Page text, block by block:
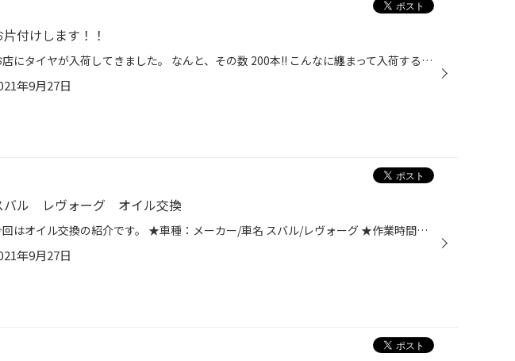
片付けします！！
お店にタイヤが入荷してきました。 なんと、その数 200本!! こんなに纏まって入荷するのは久しぶりです。 写真にも写ってますが、冬タイヤも入荷しています。 頑張って片付けます～
年9月27日
バル レヴォーグ オイル交換
今回はオイル交換の紹介です。 ★車種：メーカー/車名 スバル/レヴォーグ ★作業時間（オイル交換）：約60分程 今回交換したオイルは RESPOとは粘弾性潤滑流体と呼ばれる油膜を強くするオイルです。 RESPOはエンジンに力強い粘りを与え、極めて抵抗が少ない状態を引き出し、静かでスムーズなエンジン...
年9月27日